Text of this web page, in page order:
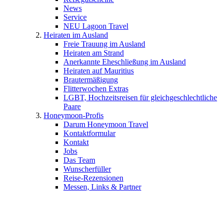
News
Service
NEU Lagoon Travel
Heiraten im Ausland
Freie Trauung im Ausland
Heiraten am Strand
Anerkannte Eheschließung im Ausland
Heiraten auf Mauritius
Brautermäßigung
Flitterwochen Extras
LGBT, Hochzeitsreisen für gleichgeschlechtliche
Paare
Honeymoon-Profis
Darum Honeymoon Travel
Kontaktformular
Kontakt
Jobs
Das Team
Wunscherfüller
Reise-Rezensionen
Messen, Links & Partner